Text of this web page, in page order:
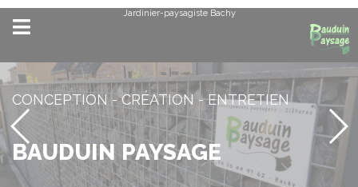
Jardinier-paysagiste Bachy
CONCEPTION - CRÉATION - ENTRETIEN
BAUDUIN PAYSAGE
Panneau de gestion des cookies